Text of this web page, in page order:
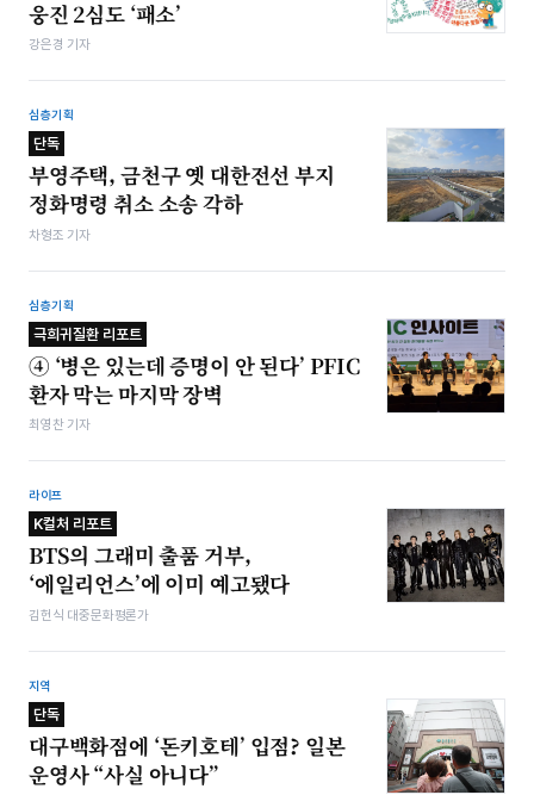
웅진 2심도 ‘패소’
강은경 기자
심층기획
단독
부영주택, 금천구 옛 대한전선 부지
정화명령 취소 소송 각하
차형조 기자
심층기획
극희귀질환 리포트
④ ‘병은 있는데 증명이 안 된다’ PFIC
환자 막는 마지막 장벽
최영찬 기자
라이프
K컬처 리포트
BTS의 그래미 출품 거부,
‘에일리언스’에 이미 예고됐다
김헌식 대중문화평론가
지역
단독
대구백화점에 ‘돈키호테’ 입점? 일본
운영사 “사실 아니다”